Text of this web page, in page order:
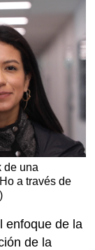
de una
a través de
enfoque de la
de la